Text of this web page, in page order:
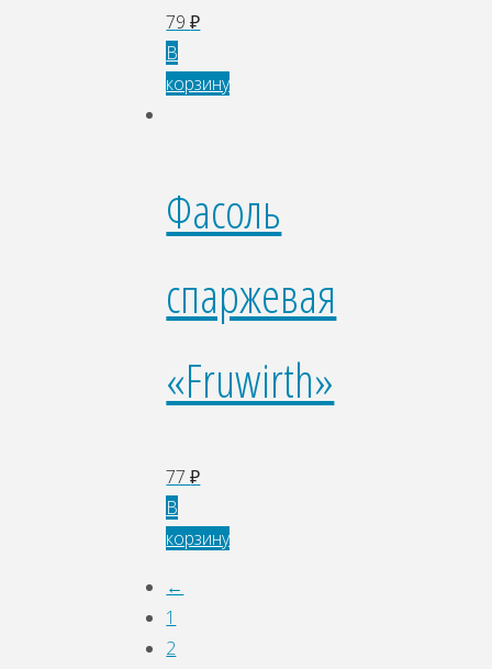
79₽
В
корзину
Фасоль
спаржевая
«Fruwirth»
77₽
В
корзину
←
1
2